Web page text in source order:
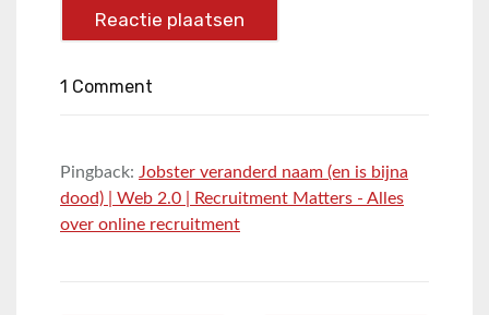
1 Comment
Pingback: Jobster veranderd naam (en is bijna
dood) | Web 2.0 | Recruitment Matters - Alles
over online recruitment